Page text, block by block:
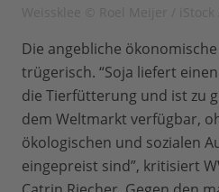
Die angebliche
trügerisch. “Soja liefert
die Tierfütterung und ist zu
dem Weltmarkt verfügbar,
ökologischen und sozialen
eingepreist sind”, kritisiert